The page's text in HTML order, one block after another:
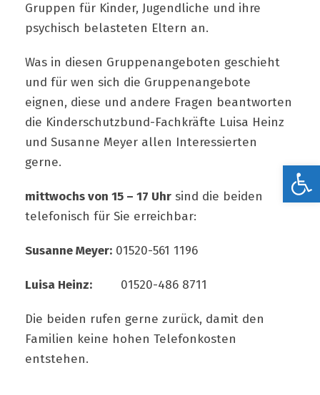
Gruppen für Kinder, Jugendliche und ihre
psychisch belasteten Eltern an.
Was in diesen Gruppenangeboten geschieht
und für wen sich die Gruppenangebote
eignen, diese und andere Fragen beantworten
die Kinderschutzbund-Fachkräfte Luisa Heinz
und Susanne Meyer allen Interessierten
gerne.
mittwochs von 15 – 17 Uhr sind die beiden
telefonisch für Sie erreichbar:
Susanne Meyer: 01520-561 1196
Luisa Heinz: 01520-486 8711
Die beiden rufen gerne zurück, damit den
Familien keine hohen Telefonkosten
entstehen.
Werkzeugleiste öffnen